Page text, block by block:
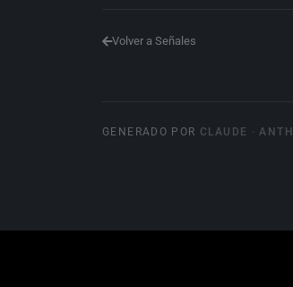
Volver a Señales
GENERADO POR CLAUDE ·